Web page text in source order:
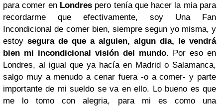
para comer en Londrespero tenía que hacer la mia para
recordarme que efectivamente, soy Una Fan
Incondicional de comer bien, siempre segun yo misma, y
estoy segura de que a alguien, algun dia, le vendrá
bien mi incondicional visión del mundo. Por eso en
Londres, al igual que ya hacía en Madrid o Salamanca,
salgo muy a menudo a cenar fuera -o a comer- y parte
importante de mi sueldo se va en ello. Lo bueno es que
me lo tomo con alegria, para mi es como una